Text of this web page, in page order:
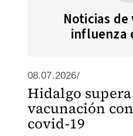
Noticias
influenza
08.07.2026/
Hidalgo
vacunación
covid-19